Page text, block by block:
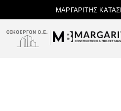
ΜΑΡΓΑΡΙΤΗΣ